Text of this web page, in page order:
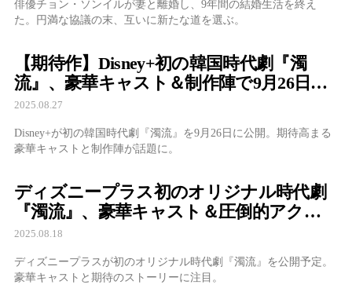
俳優チョン・ソンイルが妻と離婚し、9年間の結婚生活を終え
た。円満な協議の末、互いに新たな道を選ぶ。
【期待作】Disney+初の韓国時代劇『濁
流』、豪華キャスト＆制作陣で9月26日公
開！予告編だけで熱狂の声
2025.08.27
Disney+が初の韓国時代劇『濁流』を9月26日に公開。期待高まる
豪華キャストと制作陣が話題に。
ディズニープラス初のオリジナル時代劇
『濁流』、豪華キャスト＆圧倒的アクシ
ョンで注目
2025.08.18
ディズニープラスが初のオリジナル時代劇『濁流』を公開予定。
豪華キャストと期待のストーリーに注目。